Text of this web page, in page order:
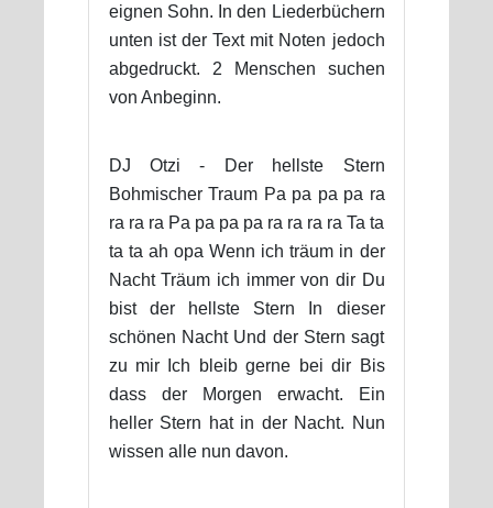
eignen Sohn. In den Liederbüchern
unten ist der Text mit Noten jedoch
abgedruckt. 2 Menschen suchen
von Anbeginn.
DJ Otzi - Der hellste Stern
Bohmischer Traum Pa pa pa pa ra
ra ra ra Pa pa pa pa ra ra ra ra Ta ta
ta ta ah opa Wenn ich träum in der
Nacht Träum ich immer von dir Du
bist der hellste Stern In dieser
schönen Nacht Und der Stern sagt
zu mir Ich bleib gerne bei dir Bis
dass der Morgen erwacht. Ein
heller Stern hat in der Nacht. Nun
wissen alle nun davon.